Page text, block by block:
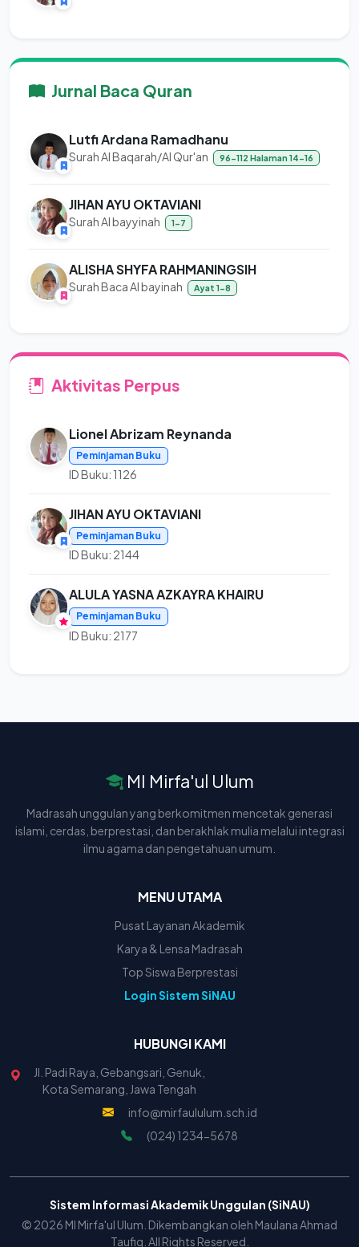
Jurnal Baca Quran
Lutfi Ardana Ramadhanu
Surah Al Baqarah/Al Qur'an 96-112 Halaman 14-16
JIHAN AYU OKTAVIANI
Surah Al bayyinah 1-7
ALISHA SHYFA RAHMANINGSIH
Surah Baca Al bayinah Ayat 1-8
Aktivitas Perpus
Lionel Abrizam Reynanda
Peminjaman Buku
ID Buku: 1126
JIHAN AYU OKTAVIANI
Peminjaman Buku
ID Buku: 2144
ALULA YASNA AZKAYRA KHAIRU
Peminjaman Buku
ID Buku: 2177
MI Mirfa'ul Ulum
Madrasah unggulan yang berkomitmen mencetak generasi
islami, cerdas, berprestasi, dan berakhlak mulia melalui integrasi
ilmu agama dan pengetahuan umum.
MENU UTAMA
Pusat Layanan Akademik
Karya & Lensa Madrasah
Top Siswa Berprestasi
Login Sistem SiNAU
HUBUNGI KAMI
Jl. Padi Raya, Gebangsari, Genuk,
Kota Semarang, Jawa Tengah
info@mirfaululum.sch.id
(024) 1234-5678
Sistem Informasi Akademik Unggulan (SiNAU)
© 2026 MI Mirfa'ul Ulum. Dikembangkan oleh Maulana Ahmad
Taufiq. All Rights Reserved.